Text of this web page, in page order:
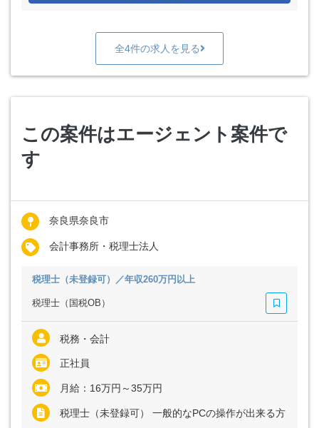
全4件の求人を見る
この案件はエージェント案件で
す
奈良県奈良市
会計事務所・税理士法人
税理士（未登録可）／年収260万円以上
税理士（国税OB）
税務・会計
正社員
月給：16万円～35万円
税理士（未登録可） 一般的なPCの操作が出来る方